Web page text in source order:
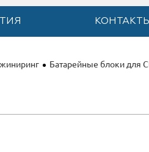
КОНТАКТЫ
Батарейные блоки для